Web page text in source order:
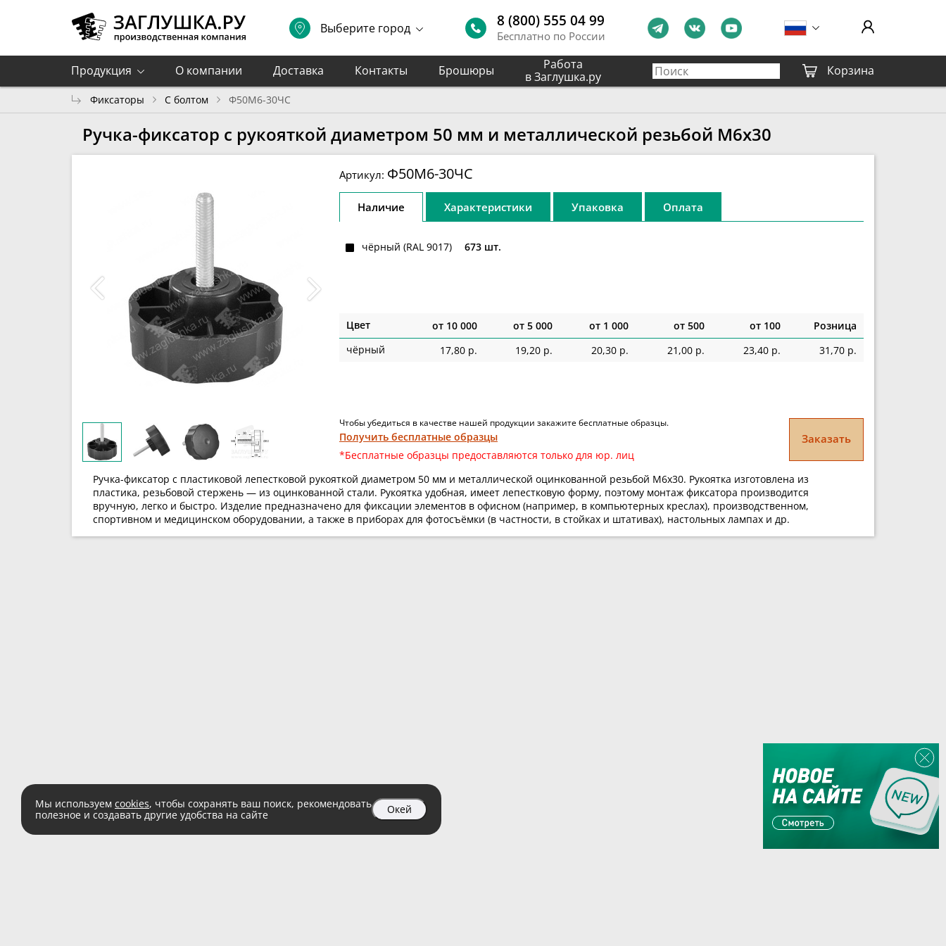
Выберите город 8 (800) 555 04 99
Бесплатно по России
Продукция О компании Доставка Контакты Брошюры
Работа
в Заглушка.ру
Корзина
Фиксаторы С болтом Ф50М6-30ЧС
Ручка-фиксатор с рукояткой диаметром 50 мм и металлической резьбой М6х30
Артикул: Ф50М6-30ЧС
Наличие Характеристики Упаковка Оплата
чёрный (RAL 9017) 673 шт.
Цвет от 10 000 от 5 000 от 1 000 от 500 от 100
Розница
чёрный
17,80 р. 19,20 р. 20,30 р. 21,00 р. 23,40 р. 31,70 р.
Чтобы убедиться в качестве нашей продукции закажите бесплатные образцы.
Получить бесплатные образцы
*Бесплатные образцы предоставляются только для юр. лиц
Заказать
Ручка-фиксатор с пластиковой лепестковой рукояткой диаметром 50 мм и металлической оцинкованной резьбой М6х30. Рукоятка изготовлена из
пластика, резьбовой стержень — из оцинкованной стали. Рукоятка удобная, имеет лепестковую форму, поэтому монтаж фиксатора производится
вручную, легко и быстро. Изделие предназначено для фиксации элементов в офисном (например, в компьютерных креслах), производственном,
спортивном и медицинском оборудовании, а также в приборах для фотосъёмки (в частности, в стойках и штативах), настольных лампах и др.
Мы используем cookies, чтобы сохранять ваш поиск, рекомендовать
полезное и создавать другие удобства на сайте
Окей